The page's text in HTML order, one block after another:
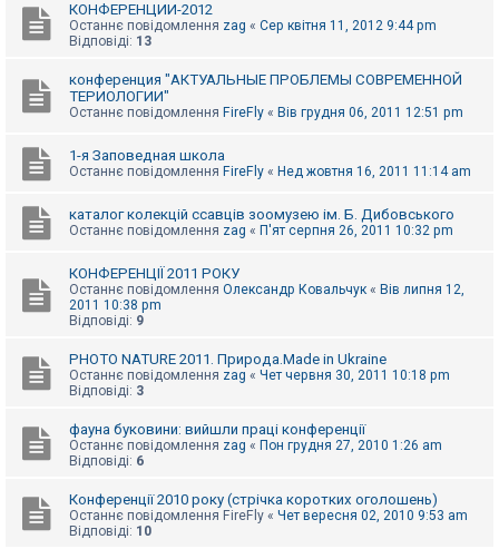
е
в
и
о
у
Д
п
м
КОНФЕРЕНЦИИ-2012
Останнє повідомлення zag « Сер квітня 11, 2012 9:44 pm
Відповіді: 13
конференция "АКТУАЛЬНЫЕ ПРОБЛЕМЫ СОВРЕМЕННОЙ
ТЕРИОЛОГИИ"
Останнє повідомлення FireFly « Вів грудня 06, 2011 12:51 pm
1-я Заповедная школа
Останнє повідомлення FireFly « Нед жовтня 16, 2011 11:14 am
каталог колекцій ссавців зоомузею ім. Б. Дибовського
Останнє повідомлення zag « П'ят серпня 26, 2011 10:32 pm
КОНФЕРЕНЦІЇ 2011 РОКУ
Останнє повідомлення Олександр Ковальчук « Вів липня 12,
2011 10:38 pm
Відповіді: 9
PHOTO NATURE 2011. Природа.Made in Ukraine
Останнє повідомлення zag « Чет червня 30, 2011 10:18 pm
Відповіді: 3
фауна буковини: вийшли праці конференції
Останнє повідомлення zag « Пон грудня 27, 2010 1:26 am
Відповіді: 6
Конференції 2010 року (стрічка коротких оголошень)
Останнє повідомлення FireFly « Чет вересня 02, 2010 9:53 am
Відповіді: 10